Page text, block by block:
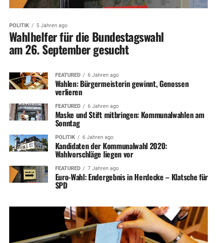
POLITIK 5 Jahren ago
Wahlhelfer für die Bundestagswahl
am 26. September gesucht
FEATURED 6 Jahren ago
Wahlen: Bürgermeisterin gewinnt, Genossen
verlieren
FEATURED 6 Jahren ago
Maske und Stift mitbringen: Kommunalwahlen am
Sonntag
POLITIK 6 Jahren ago
Kandidaten der Kommunalwahl 2020:
Wahlvorschläge liegen vor
FEATURED 7 Jahren ago
Euro-Wahl: Endergebnis in Herdecke – Klatsche für
SPD